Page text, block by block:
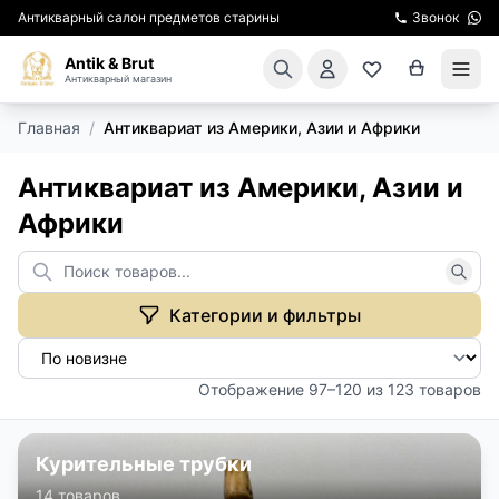
Антикварный салон предметов старины Звонок
Antik & Brut
Антикварный магазин
АРЕНДА МЕБЕЛИ
ПОДАРКИ
КИНОСЪЕМКА
ЭКСКУРСИИ
КУРСЫ ПО РЕСТАВРАЦИИ
Главная / Антиквариат из Америки, Азии и Африки
Антиквариат из Америки, Азии и
Африки
Категории и фильтры
Отображение 97–120 из 123 товаров
Курительные трубки
14 товаров